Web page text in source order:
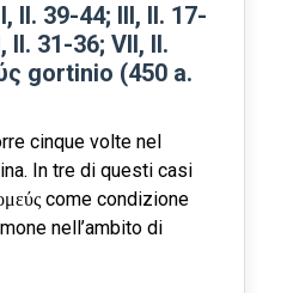
ll. 39-44; III, ll. 17-
ll. 31-36; VII, ll.
gortinio (450 a.
cinque volte nel
In tre di questi casi
come condizione
nell’ambito di